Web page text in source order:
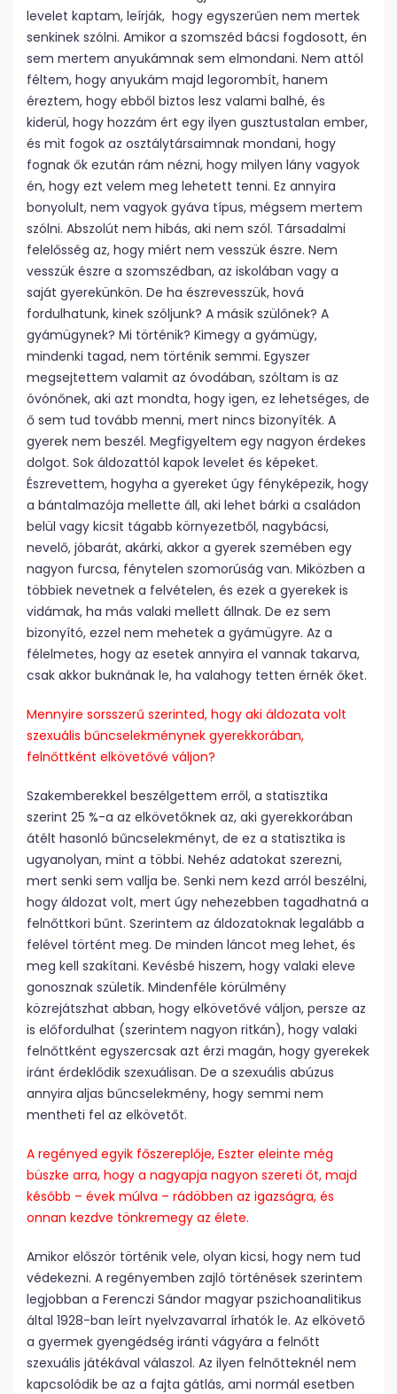
levelet kaptam, leírják, hogy egyszerűen nem mertek
senkinek szólni. Amikor a szomszéd bácsi fogdosott, én
sem mertem anyukámnak sem elmondani. Nem attól
féltem, hogy anyukám majd legorombít, hanem
éreztem, hogy ebből biztos lesz valami balhé, és
kiderül, hogy hozzám ért egy ilyen gusztustalan ember,
és mit fogok az osztálytársaimnak mondani, hogy
fognak ők ezután rám nézni, hogy milyen lány vagyok
én, hogy ezt velem meg lehetett tenni. Ez annyira
bonyolult, nem vagyok gyáva típus, mégsem mertem
szólni. Abszolút nem hibás, aki nem szól. Társadalmi
felelősség az, hogy miért nem vesszük észre. Nem
vesszük észre a szomszédban, az iskolában vagy a
saját gyerekünkön. De ha észrevesszük, hová
fordulhatunk, kinek szóljunk? A másik szülőnek? A
gyámügynek? Mi történik? Kimegy a gyámügy,
mindenki tagad, nem történik semmi. Egyszer
megsejtettem valamit az óvodában, szóltam is az
óvónőnek, aki azt mondta, hogy igen, ez lehetséges, de
ő sem tud tovább menni, mert nincs bizonyíték. A
gyerek nem beszél. Megfigyeltem egy nagyon érdekes
dolgot. Sok áldozattól kapok levelet és képeket.
Észrevettem, hogyha a gyereket úgy fényképezik, hogy
a bántalmazója mellette áll, aki lehet bárki a családon
belül vagy kicsit tágabb környezetből, nagybácsi,
nevelő, jóbarát, akárki, akkor a gyerek szemében egy
nagyon furcsa, fénytelen szomorúság van. Miközben a
többiek nevetnek a felvételen, és ezek a gyerekek is
vidámak, ha más valaki mellett állnak. De ez sem
bizonyító, ezzel nem mehetek a gyámügyre. Az a
félelmetes, hogy az esetek annyira el vannak takarva,
csak akkor buknának le, ha valahogy tetten érnék őket.
Mennyire sorsszerű szerinted, hogy aki áldozata volt
szexuális bűncselekménynek gyerekkorában,
felnőttként elkövetővé váljon?
Szakemberekkel beszélgettem erről, a statisztika
szerint 25 %-a az elkövetőknek az, aki gyerekkorában
átélt hasonló bűncselekményt, de ez a statisztika is
ugyanolyan, mint a többi. Nehéz adatokat szerezni,
mert senki sem vallja be. Senki nem kezd arról beszélni,
hogy áldozat volt, mert úgy nehezebben tagadhatná a
felnőttkori bűnt. Szerintem az áldozatoknak legalább a
felével történt meg. De minden láncot meg lehet, és
meg kell szakítani. Kevésbé hiszem, hogy valaki eleve
gonosznak születik. Mindenféle körülmény
közrejátszhat abban, hogy elkövetővé váljon, persze az
is előfordulhat (szerintem nagyon ritkán), hogy valaki
felnőttként egyszercsak azt érzi magán, hogy gyerekek
iránt érdeklődik szexuálisan. De a szexuális abúzus
annyira aljas bűncselekmény, hogy semmi nem
mentheti fel az elkövetőt.
A regényed egyik főszereplője, Eszter eleinte még
büszke arra, hogy a nagyapja nagyon szereti őt, majd
később – évek múlva – rádöbben az igazságra, és
onnan kezdve tönkremegy az élete.
Amikor először történik vele, olyan kicsi, hogy nem tud
védekezni. A regényemben zajló történések szerintem
legjobban a Ferenczi Sándor magyar pszichoanalitikus
által 1928-ban leírt nyelvzavarral írhatók le. Az elkövető
a gyermek gyengédség iránti vágyára a felnőtt
szexuális játékával válaszol. Az ilyen felnőtteknél nem
kapcsolódik be az a fajta gátlás, ami normál esetben